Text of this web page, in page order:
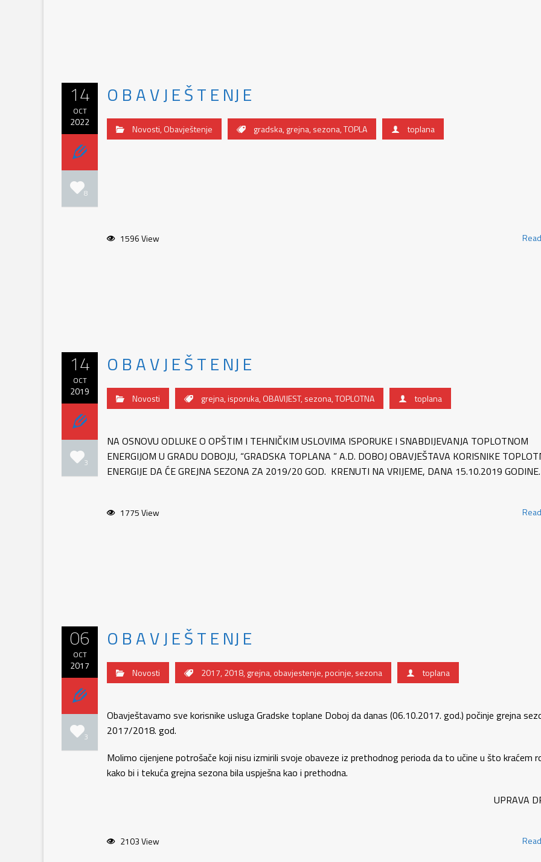
14
OCT
2022
8
O B A V J E Š T E NJ E
Novosti,Obavještenje gradska,grejna,sezona,TOPLA toplana
1596 View
14
OCT
2019
3
O B A V J E Š T E NJ E
Novosti grejna,isporuka,OBAVIJEST,sezona,TOPLOTNA toplana
NA OSNOVU ODLUKE O OPŠTIM I TEHNIČKIM USLOVIMA ISPORUKE I SNABDIJEVANJA TOPLOTNOM
ENERGIJOM U GRADU DOBOJU, “GRADSKA TOPLANA ” A.D. DOBOJ OBAVJEŠTAVA KORISNIKE
ENERGIJE DA ĆE GREJNA SEZONA ZA 2019/20 GOD. KRENUTI NA VRIJEME, DANA 15.10.2019 GODINE.
1775 View
06
OCT
2017
3
O B A V J E Š T E NJ E
Novosti 2017,2018,grejna,obavjestenje,pocinje,sezona toplana
Obavještavamo sve korisnike usluga Gradske toplane Doboj da danas (06.10.2017. god.) počinje grejna
2017/2018. god.
Molimo cijenjene potrošače koji nisu izmirili svoje obaveze iz prethodnog perioda da to učine u što kraćem
kako bi i tekuća grejna sezona bila uspješna kao i prethodna.
UPRAVA
2103 View